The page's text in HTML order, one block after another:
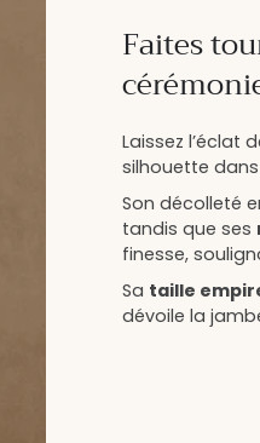
Faites
Laissez l’éclat
silhouette
Son décolleté
tandis que ses
finesse,
Sa taille
dévoile la